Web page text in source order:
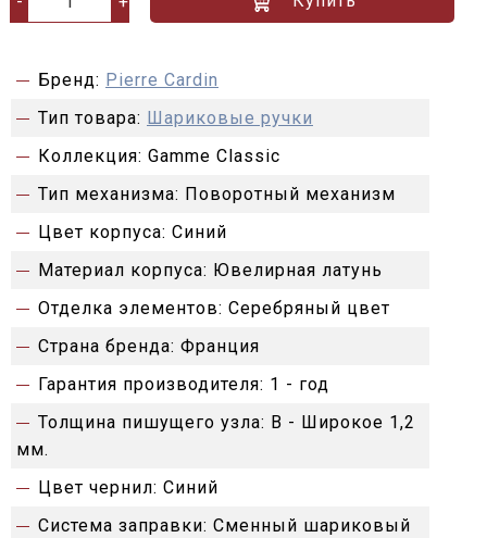
Бренд: Pierre Cardin
Тип товара: Шариковые ручки
Коллекция: Gamme Classic
Тип механизма: Поворотный механизм
Цвет корпуса: Синий
Материал корпуса: Ювелирная латунь
Отделка элементов: Серебряный цвет
Страна бренда: Франция
Гарантия производителя: 1 - год
Толщина пишущего узла: B - Широкое 1,2
мм.
Цвет чернил: Синий
Система заправки: Сменный шариковый